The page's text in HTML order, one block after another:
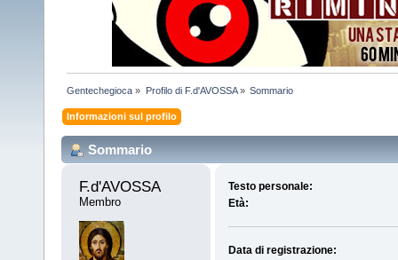
Gentechegioca » Profilo di F.d'AVOSSA» Sommario
Informazioni sul profilo
Sommario
F.d'AVOSSA
Membro
Testo personale:
Età:
Data di registrazione: